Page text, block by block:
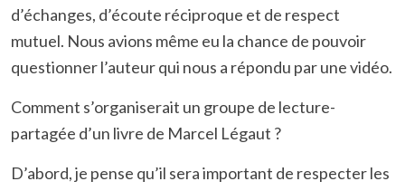
d’échanges, d’écoute réciproque et de respect
mutuel. Nous avions même eu la chance de pouvoir
questionner l’auteur qui nous a répondu par une vidéo.
Comment s’organiserait un groupe de lecture-
partagée d’un livre de Marcel Légaut ?
D’abord, je pense qu’il sera important de respecter les